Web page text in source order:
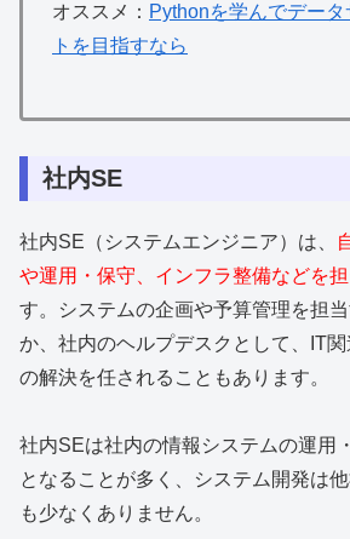
オススメ： Pythonを学んでデー
トを目指すなら
社内SE
社内SE（システムエンジニア）は、
や運用・保守、インフラ整備などを
す。システムの企画や予算管理を担
か、社内のヘルプデスクとして、IT
の解決を任されることもあります。
社内SEは社内の情報システムの運用
となることが多く、システム開発は
も少なくありません。